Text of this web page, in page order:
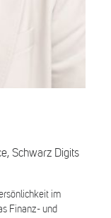
Schwarz Digits
im
Finanz- und